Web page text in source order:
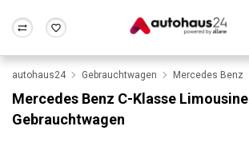
Wir bewerten dein Auto
Alle Fragen & Antworten
Rund um die Inzahlungnahme
autohaus24 Gebrauchtwagen Mercedes Benz
Mercedes Benz C-Klasse Limousine
Gebrauchtwagen